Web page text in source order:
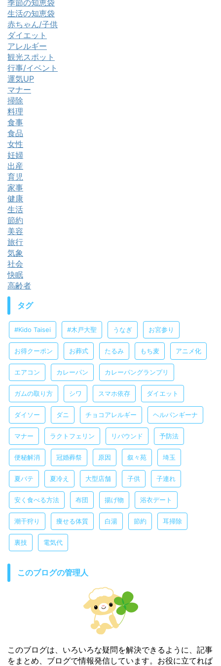
季節の知恵袋
生活の知恵袋
赤ちゃん/子供
ダイエット
アレルギー
観光スポット
行事/イベント
運気UP
マナー
掃除
料理
食事
食品
女性
妊婦
出産
育児
家事
健康
生活
節約
美容
旅行
気象
社会
快眠
高齢者
タグ
#Kido Taisei #木戸大聖 うなぎ お宮参り
お得クーポン お葬式 たるみ もち麦 アニメ化
エアコン カレーパン カレーパングランプリ
ガムの取り方 シワ スマホ依存 ダイエット
ダイソー ダニ チョコアレルギー ヘルパンギーナ
マナー ラクトフェリン リバウンド 予防法
便秘解消 冠婚葬祭 原因 叙々苑 埼玉
夏バテ 夏冷え 大型店舗 子供 子連れ
安く食べる方法 布団 揚げ物 浴衣デート
潮干狩り 痩せる体質 白湯 節約 耳掃除
裏技 電気代
このブログの管理人
このブログは、いろいろな疑問を解決できるように、記事
をまとめ、ブログで情報発信しています。お役に立てれば